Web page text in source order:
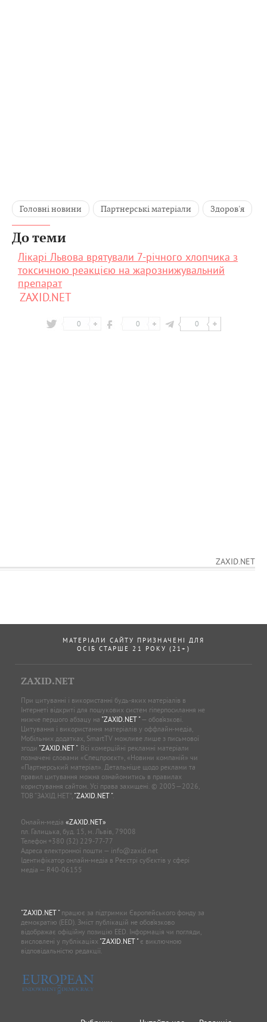
Головні новини Партнерські матеріали Здоров'я
До теми
Лікарі Львова врятували 7-річного хлопчика з
токсичною реакцією на жарознижувальний
препарат
ZAXID.NET
0 0 0
ZAXID.NET
МАТЕРІАЛИ САЙТУ ПРИЗНАЧЕНІ ДЛЯ
ОСІБ СТАРШЕ 21 РОКУ (21+)
ZAXID.NET
При цитуванні і використанні будь-яких матеріалів в
Інтернеті відкриті для пошукових систем гіперпосилання не
нижче першого абзацу на "ZAXID.NET "— обов’язкові.
Цитування і використання матеріалів у оффлайн-медіа,
Мобільних додатках, SmartTV можливе лише з письмової
згоди "ZAXID.NET ". Всі комерційні рекламні матеріали
позначені словами «Спецпроєкт», «Новини компаній» чи
«Партнерський матеріал». Детальніше щодо реклами та
правил цитування можна ознайомитись в правилах
користування сайтом. Усі права захищені. © 2005—2026,
ТОВ “ЗАХІД.НЕТ”, "ZAXID.NET ".
Онлайн-медіа «ZAXID.NET»
пл. Галицька, буд. 15, м. Львів, 79008
Телефон +380 (32) 229-77-77
Адреса електронної пошти — info@zaxid.net
Ідентифікатор онлайн-медіа в Реєстрі суб'єктів у сфері
медіа — R40-06155
"ZAXID.NET "працює за підтримки Європейського фонду за
демократію (EED). Зміст публікацій не обов’язково
відображає офіційну позицію EED. Інформація чи погляди,
висловлені у публікаціях "ZAXID.NET "є виключною
відповідальністю редакції.